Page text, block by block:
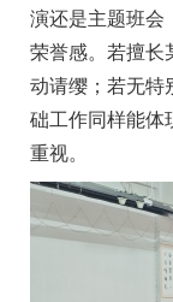
演还是主题班会
荣誉感。若擅长
动请缨；若无特
础工作同样能体
重视。